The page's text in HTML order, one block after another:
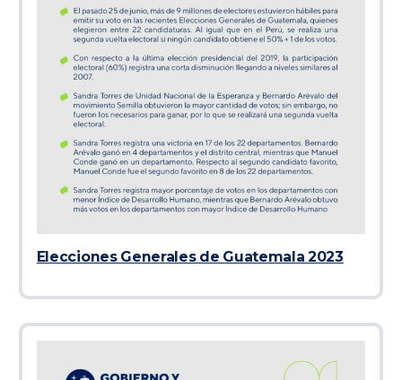
Elecciones Generales de Guatemala 2023